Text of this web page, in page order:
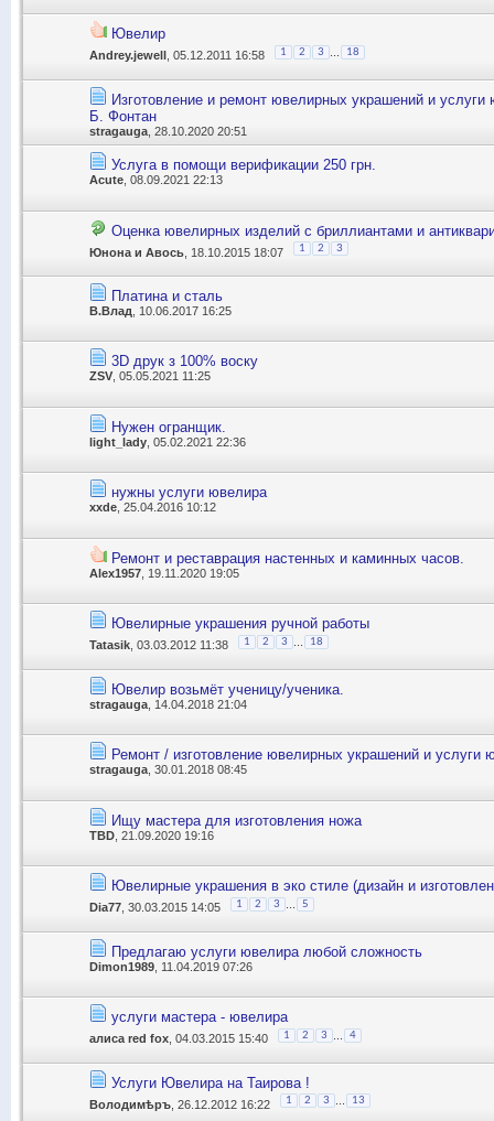
Ювелир
Andrey.jewell , 05.12.2011 16:58 1 2 3 18
Изготовление и ремонт ювелирных украшений и
Б. Фонтан
stragauga , 28.10.2020 20:51
Услуга в помощи верификации 250 грн.
Acute , 08.09.2021 22:13
Оценка ювелирных изделий с бриллиантами и
Юнона и Авось , 18.10.2015 18:07 1 2 3
Платина и сталь
В.Влад , 10.06.2017 16:25
3D друк з 100% воску
ZSV, 05.05.2021 11:25
Нужен огранщик.
light_lady , 05.02.2021 22:36
нужны услуги ювелира
xxde , 25.04.2016 10:12
Ремонт и реставрация настенных и каминных часов.
Alex1957 , 19.11.2020 19:05
Ювелирные украшения ручной работы
Tatasik , 03.03.2012 11:38 1 2 3 18
Ювелир возьмёт ученицу/ученика.
stragauga , 14.04.2018 21:04
Ремонт / изготовление ювелирных украшений и услуги
stragauga , 30.01.2018 08:45
Ищу мастера для изготовления ножа
TBD , 21.09.2020 19:16
Ювелирные украшения в эко стиле (дизайн и
Dia77 , 30.03.2015 14:05 1 2 3 5
Предлагаю услуги ювелира любой сложность
Dimon1989 , 11.04.2019 07:26
услуги мастера - ювелира
алиса red fox , 04.03.2015 15:40 1 2 3 4
Услуги Ювелира на Таирова !
Володимѣръ , 26.12.2012 16:22 1 2 3 13